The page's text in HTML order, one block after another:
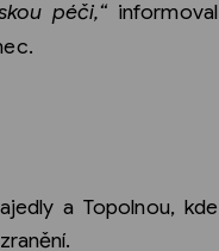
péči,“informoval
a Topolnou, kde